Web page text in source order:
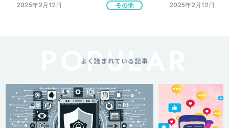
2025年2月12日 その他 2025年2月12日
よく読まれている記事